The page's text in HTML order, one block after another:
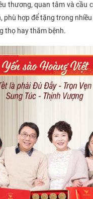
thương, quan tâm và cầu
phù hợp để tặng trong
thọ hay thăm bệnh.